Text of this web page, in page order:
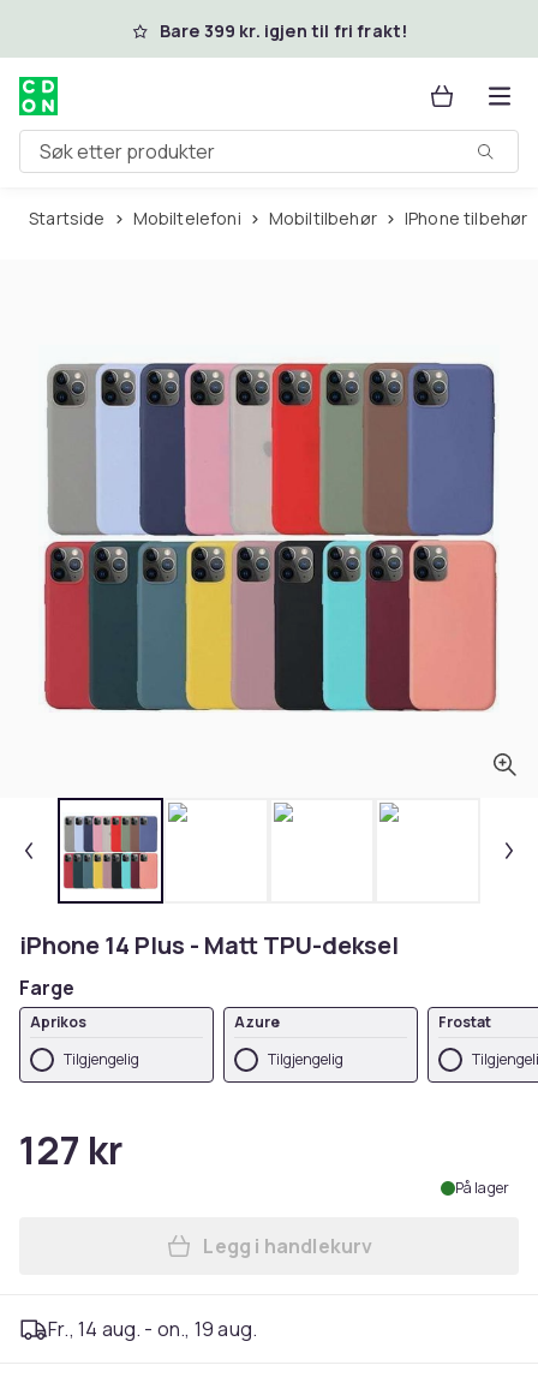
Hopp til hovedinnholdBare 399 kr. igjen til fri frakt!
Søk etter produkter
Startside Mobiltelefoni Mobiltilbehør iPhone tilbehør
iPhone 14 Plus - Matt TPU-deksel
Farge
Aprikos
Tilgjengelig
Azure
Tilgjengelig
Frostat
127 kr
På lager
Legg iPhone 14 Plus - Matt
Legg i handlekurv
Fr., 14 aug. - on., 19 aug.